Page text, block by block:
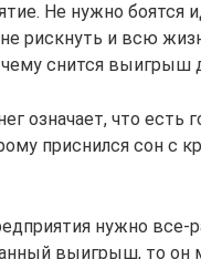
Не нужно боятся
рискнуть и всю
снится выигрыш
означает, что есть
приснился сон с
нужно
выигрыш, то он